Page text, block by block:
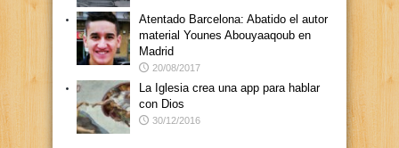
Atentado Barcelona: Abatido el autor
material Younes Abouyaaqoub en
Madrid
20/08/2017
La Iglesia crea una app para hablar
con Dios
30/12/2016